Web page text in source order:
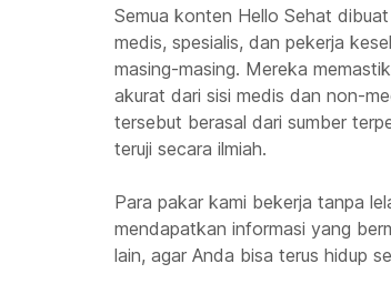
Semua konten Hello Sehat
medis, spesialis, dan pekerja
masing-masing. Mereka
akurat dari sisi medis dan non-
tersebut berasal dari sumber
teruji secara ilmiah.
Para pakar kami bekerja tanpa
mendapatkan informasi yang
lain, agar Anda bisa terus hidup